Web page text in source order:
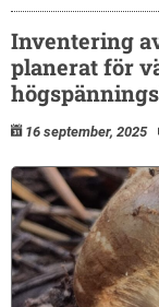
Inventering
planerat för
16 september, 2025